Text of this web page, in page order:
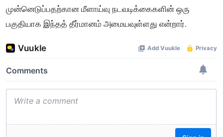
முன்னெடுப்பதற்கான மீளாய்வு நடவடிக்கைகளின் ஒரு
பகுதியாக இந்தத் தீர்மானம் அமையவுள்ளது என்றார்.